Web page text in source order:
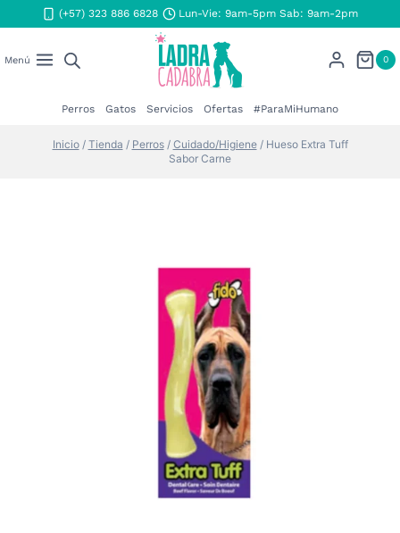
al
(+57) 323 886 6828 Lun-Vie: 9am-5pm Sab: 9am-2pm
Menú 0
Perros Gatos Servicios Ofertas #ParaMiHumano
Inicio / Tienda / Perros / Cuidado/Higiene / Hueso Extra Tuff
Sabor Carne